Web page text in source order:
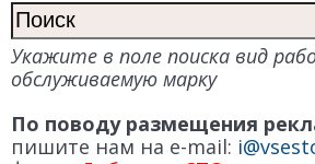
Укажите в поле поиска вид
обслуживаемую марку
По поводу размещения
пишите нам на e-mail: